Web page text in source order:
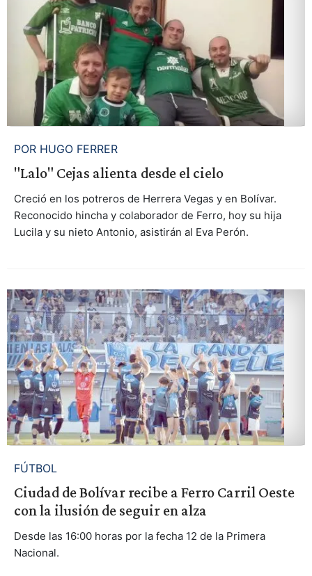
POR HUGO FERRER
"Lalo" Cejas alienta desde el cielo
Creció en los potreros de Herrera Vegas y en Bolívar.
Reconocido hincha y colaborador de Ferro, hoy su hija
Lucila y su nieto Antonio, asistirán al Eva Perón.
FÚTBOL
Ciudad de Bolívar recibe a Ferro Carril Oeste
con la ilusión de seguir en alza
Desde las 16:00 horas por la fecha 12 de la Primera
Nacional.